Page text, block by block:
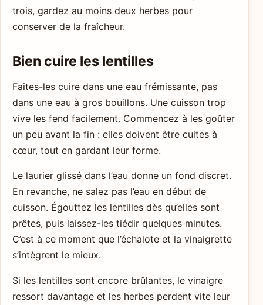
trois, gardez au moins deux herbes pour
conserver de la fraîcheur.
Bien cuire les lentilles
Faites-les cuire dans une eau frémissante, pas
dans une eau à gros bouillons. Une cuisson trop
vive les fend facilement. Commencez à les goûter
un peu avant la fin : elles doivent être cuites à
cœur, tout en gardant leur forme.
Le laurier glissé dans l’eau donne un fond discret.
En revanche, ne salez pas l’eau en début de
cuisson. Égouttez les lentilles dès qu’elles sont
prêtes, puis laissez-les tiédir quelques minutes.
C’est à ce moment que l’échalote et la vinaigrette
s’intègrent le mieux.
Si les lentilles sont encore brûlantes, le vinaigre
ressort davantage et les herbes perdent vite leur